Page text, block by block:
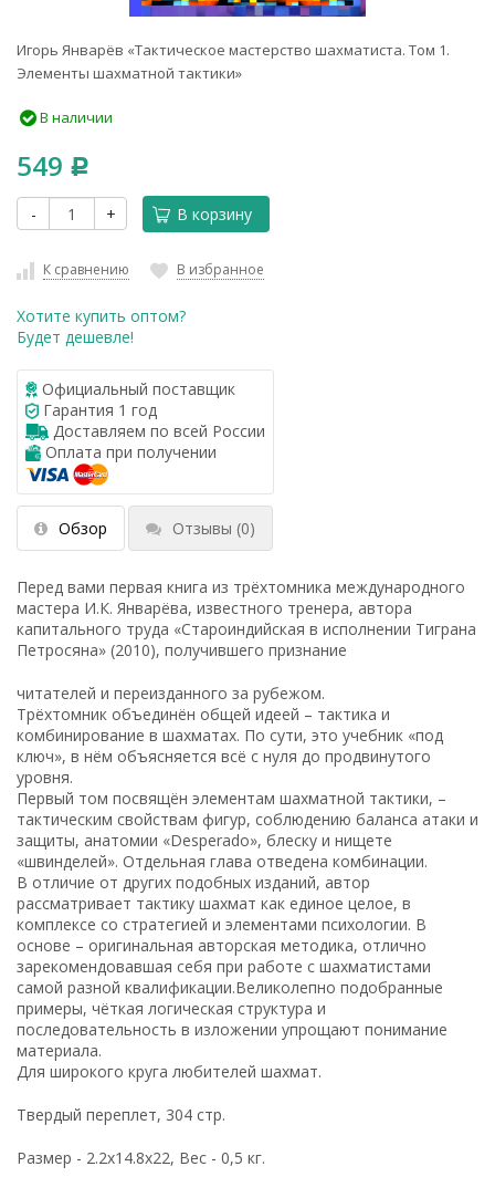
Игорь Январёв «Тактическое мастерство шахматиста. Том 1.
Элементы шахматной тактики»
В наличии
549 Р
- + В корзину
К сравнению В избранное
Хотите купить оптом?
Будет дешевле!
Официальный поставщик
Гарантия 1 год
Доставляем по всей России
Оплата при получении
Обзор Отзывы (0)
Перед вами первая книга из трёхтомника международного
мастера И.К. Январёва, известного тренера, автора
капитального труда «Староиндийская в исполнении Тиграна
Петросяна» (2010), получившего признание
читателей и переизданного за рубежом.
Трёхтомник объединён общей идеей – тактика и
комбинирование в шахматах. По сути, это учебник «под
ключ», в нём объясняется всё с нуля до продвинутого
уровня.
Первый том посвящён элементам шахматной тактики, –
тактическим свойствам фигур, соблюдению баланса атаки и
защиты, анатомии «Desperado», блеску и нищете
«швинделей». Отдельная глава отведена комбинации.
В отличие от других подобных изданий, автор
рассматривает тактику шахмат как единое целое, в
комплексе со стратегией и элементами психологии. В
основе – оригинальная авторская методика, отлично
зарекомендовавшая себя при работе с шахматистами
самой разной квалификации.Великолепно подобранные
примеры, чёткая логическая структура и
последовательность в изложении упрощают понимание
материала.
Для широкого круга любителей шахмат.
Твердый переплет, 304 стр.
Размер - 2.2x14.8x22, Вес - 0,5 кг.